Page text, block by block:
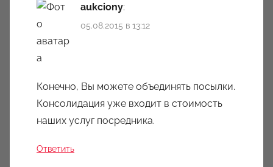
aukciony:
05.08.2015 в 13:12
Конечно, Вы можете объединять посылки.
Консолидация уже входит в стоимость
наших услуг посредника.
Ответить